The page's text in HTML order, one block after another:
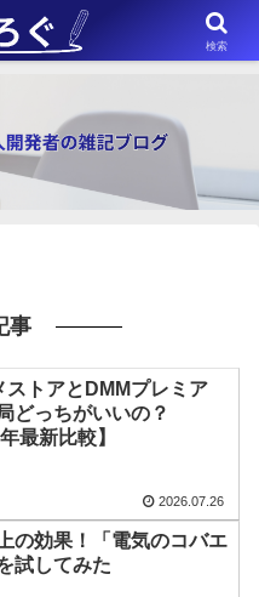
アソシエイト含む）を掲載
す。
事
ストアとDMMプレミア
どっちがいいの？
最新比較】
2026.07.26
の効果！「電気のコバエ
試してみた
検索